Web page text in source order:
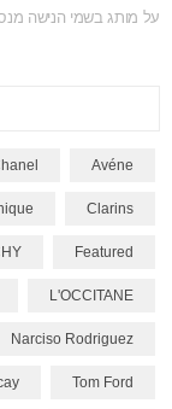
Avéne
Clarins
Featured
L'OCCITANE
Narciso Rodriguez
Tom Ford